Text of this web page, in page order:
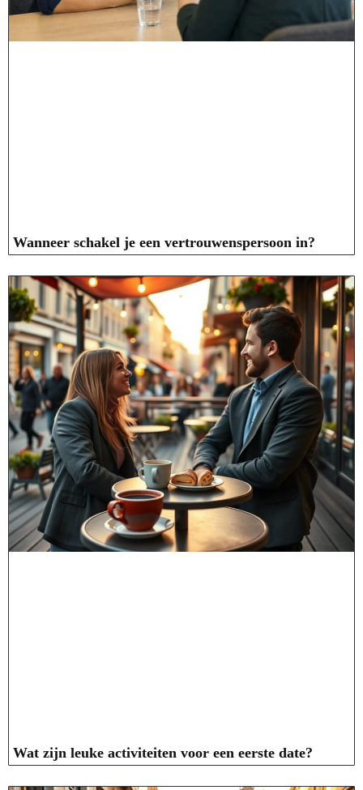
Wanneer schakel je een vertrouwenspersoon in?
Wat zijn leuke activiteiten voor een eerste date?